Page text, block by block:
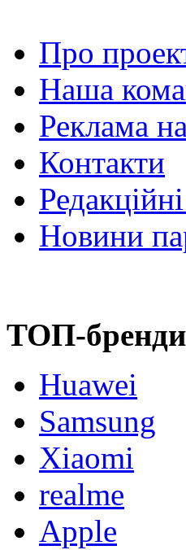
Про
Наша
Реклама
Контакти
Новини
ТОП-бренди
Huawei
Samsung
Xiaomi
realme
Apple